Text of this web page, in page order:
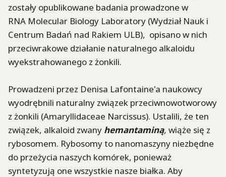
zostały opublikowane badania prowadzone w
RNA Molecular Biology Laboratory (Wydział Nauk i
Centrum Badań nad Rakiem ULB), opisano w nich
przeciwrakowe działanie naturalnego alkaloidu
wyekstrahowanego z żonkili.
Prowadzeni przez Denisa Lafontaine'a naukowcy
wyodrębnili naturalny związek przeciwnowotworowy
z żonkili (Amaryllidaceae Narcissus). Ustalili, że ten
związek, alkaloid zwany hemantaminą, wiąże się z
rybosomem. Rybosomy to nanomaszyny niezbędne
do przeżycia naszych komórek, ponieważ
syntetyzują one wszystkie nasze białka. Aby